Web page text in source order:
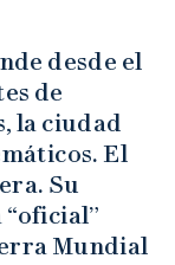
desde el
de
la ciudad
El
Su
Mundial